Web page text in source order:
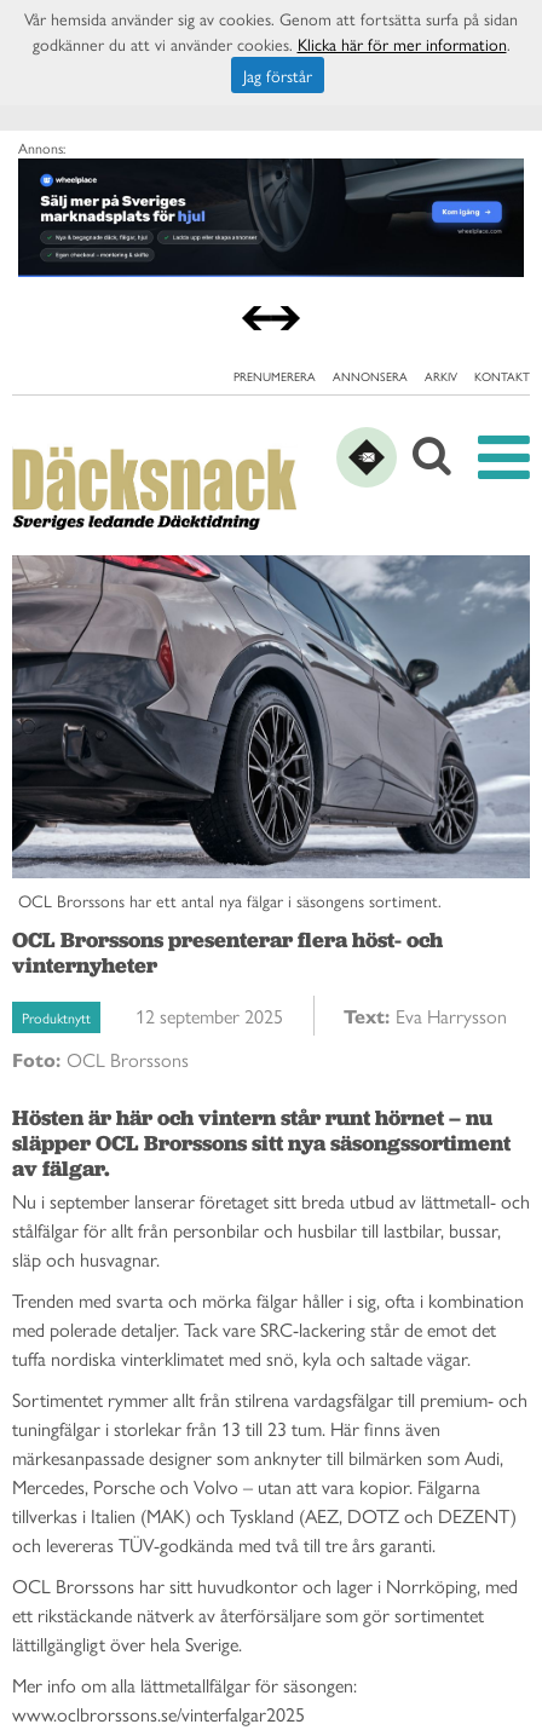
Annons:
PRENUMERERA ANNONSERA ARKIV KONTAKT
OCL Brorssons har ett antal nya fälgar i säsongens sortiment.
OCL Brorssons presenterar flera höst- och
vinternyheter
Produktnytt 12 september 2025 Text: Eva Harrysson
Foto: OCL Brorssons
Hösten är här och vintern står runt hörnet – nu
släpper OCL Brorssons sitt nya säsongssortiment
av fälgar.
Nu i september lanserar företaget sitt breda utbud av lättmetall- och
stålfälgar för allt från personbilar och husbilar till lastbilar, bussar,
släp och husvagnar.
Trenden med svarta och mörka fälgar håller i sig, ofta i kombination
med polerade detaljer. Tack vare SRC-lackering står de emot det
tuffa nordiska vinterklimatet med snö, kyla och saltade vägar.
Sortimentet rymmer allt från stilrena vardagsfälgar till premium- och
tuningfälgar i storlekar från 13 till 23 tum. Här finns även
märkesanpassade designer som anknyter till bilmärken som Audi,
Mercedes, Porsche och Volvo – utan att vara kopior. Fälgarna
tillverkas i Italien (MAK) och Tyskland (AEZ, DOTZ och DEZENT)
och levereras TÜV-godkända med två till tre års garanti.
OCL Brorssons har sitt huvudkontor och lager i Norrköping, med
ett rikstäckande nätverk av återförsäljare som gör sortimentet
lättillgängligt över hela Sverige.
Mer info om alla lättmetallfälgar för säsongen:
www.oclbrorssons.se/vinterfalgar2025
Vår hemsida använder sig av cookies. Genom att fortsätta surfa på sidan
godkänner du att vi använder cookies. Klicka här för mer information.
Jag förstår